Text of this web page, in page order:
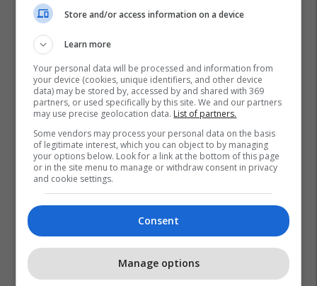
Meryl Streep Anne Hathaway
Emily Blunt
Stanley Tucci
Store and/or access information on a device
Learn more
Your personal data will be processed and information from
your device (cookies, unique identifiers, and other device
data) may be stored by, accessed by and shared with 369
partners, or used specifically by this site. We and our partners
may use precise geolocation data. List of partners.
Some vendors may process your personal data on the basis
of legitimate interest, which you can object to by managing
your options below. Look for a link at the bottom of this page
or in the site menu to manage or withdraw consent in privacy
and cookie settings.
Consent
Manage options